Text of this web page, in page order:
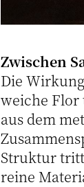
Zwischen
Die
weiche Flor
aus dem
Struktur
reine